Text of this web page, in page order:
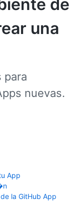
de
una
App
la GitHub App
para
nuevas.